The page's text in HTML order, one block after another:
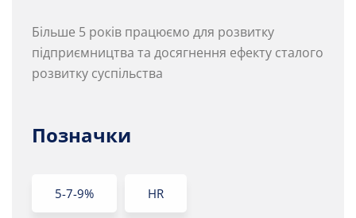
Більше 5 років працюємо для розвитку
підприємництва та досягнення ефекту сталого
розвитку суспільства
Позначки
5-7-9% HR